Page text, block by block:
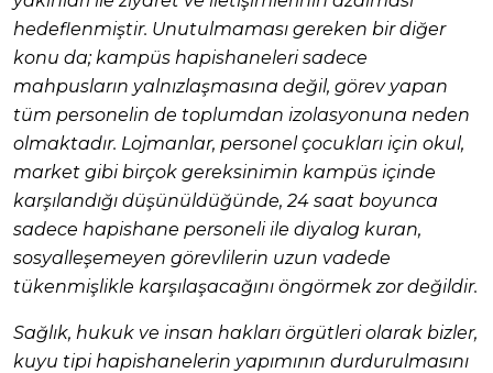
hedeflenmiştir. Unutulmaması gereken bir diğer
konu da; kampüs hapishaneleri sadece
mahpusların yalnızlaşmasına değil, görev yapan
tüm personelin de toplumdan izolasyonuna neden
olmaktadır. Lojmanlar, personel çocukları için okul,
market gibi birçok gereksinimin kampüs içinde
karşılandığı düşünüldüğünde, 24 saat boyunca
sadece hapishane personeli ile diyalog kuran,
sosyalleşemeyen görevlilerin uzun vadede
tükenmişlikle karşılaşacağını öngörmek zor değildir.
Sağlık, hukuk ve insan hakları örgütleri olarak bizler,
kuyu tipi hapishanelerin yapımının durdurulmasını